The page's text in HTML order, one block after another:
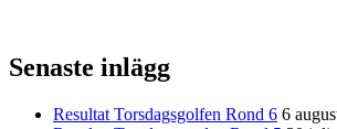
Senaste inlägg
Resultat Torsdagsgolfen Rond 6 6